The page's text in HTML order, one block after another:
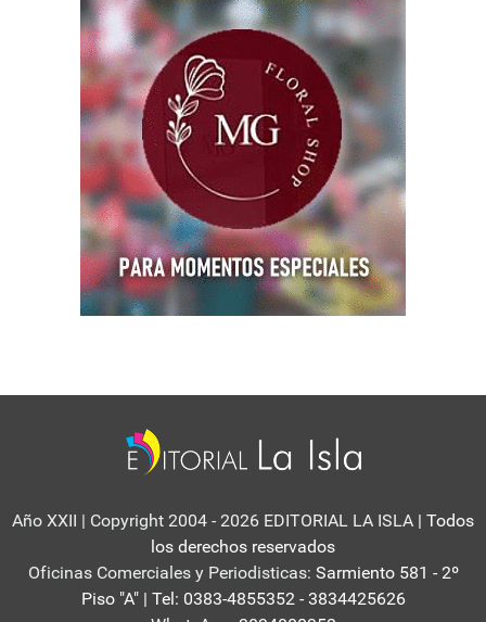
Año XXII | Copyright 2004 - 2026 EDITORIAL LA ISLA | Todos
los derechos reservados
Oficinas Comerciales y Periodisticas: Sarmiento 581 - 2º
Piso "A" | Tel: 0383-4855352 - 3834425626